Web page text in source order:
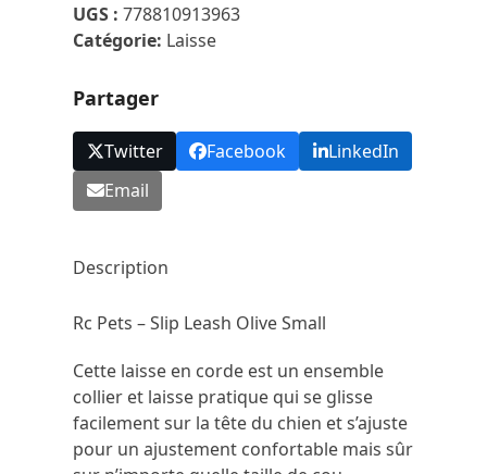
UGS :778810913963
Catégorie: Laisse
Partager
Twitter Facebook
LinkedIn
Email
Description
Rc Pets – Slip Leash Olive Small
Cette laisse en corde est un ensemble
collier et laisse pratique qui se glisse
facilement sur la tête du chien et s’ajuste
pour un ajustement confortable mais sûr